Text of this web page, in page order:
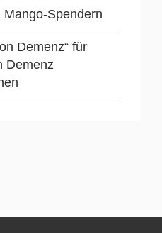
Spendern
Demenz“ für
Demenz